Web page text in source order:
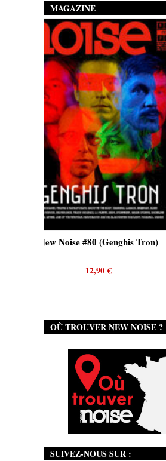
MAGAZINE
New Noise #80
OÙ TROUVER NEW NOISE ?
SUIVEZ-NOUS SUR :